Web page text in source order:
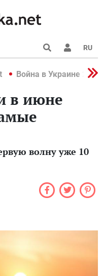
RU
Война в Украине 2022
в июне
волну уже 10